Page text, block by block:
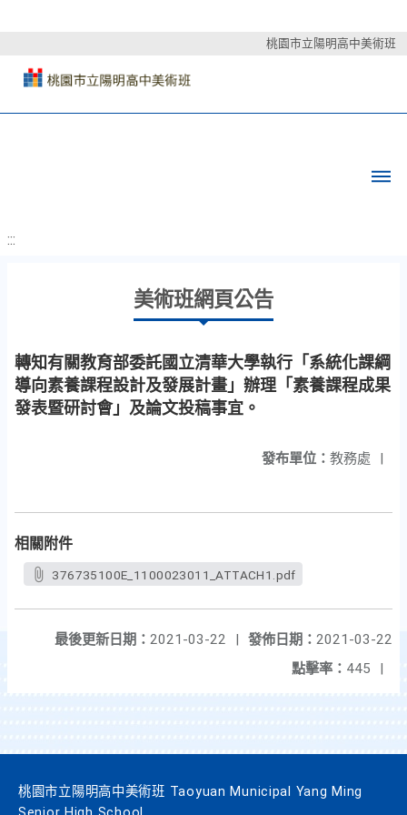
桃園市立陽明高中美術班
:::
美術班網頁公告
轉知有關教育部委託國立清華大學執行「系統化課綱
導向素養課程設計及發展計畫」辦理「素養課程成果
發表暨研討會」及論文投稿事宜。
發布單位： 教務處 |
相關附件
376735100E_1100023011_ATTACH1.pdf
發佈日期： 2021-03-22
最後更新日期： 2021-03-22
|
點擊率： 445 |
桃園市立陽明高中美術班 Taoyuan Municipal Yang Ming